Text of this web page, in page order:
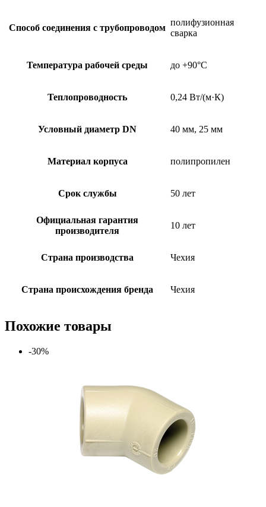
Способ соединения с трубопроводом
полифузионная
сварка
Температура рабочей среды до +90°C
Теплопроводность 0,24 Вт/(м·К)
Условный диаметр DN 40 мм, 25 мм
Материал корпуса полипропилен
Срок службы 50 лет
Официальная гарантия
производителя
10 лет
Страна производства Чехия
Страна происхождения бренда Чехия
Похожие товары
-30%